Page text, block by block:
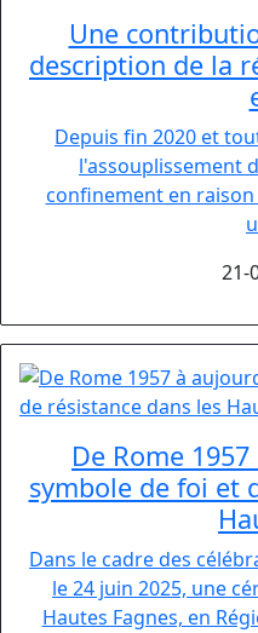
Une
description de la
Depuis fin 2020 et
l'assouplissement
confinement en
21-
De Rome
symbole de foi et
Dans le cadre des
le 24 juin 2025, une
Hautes Fagnes, en